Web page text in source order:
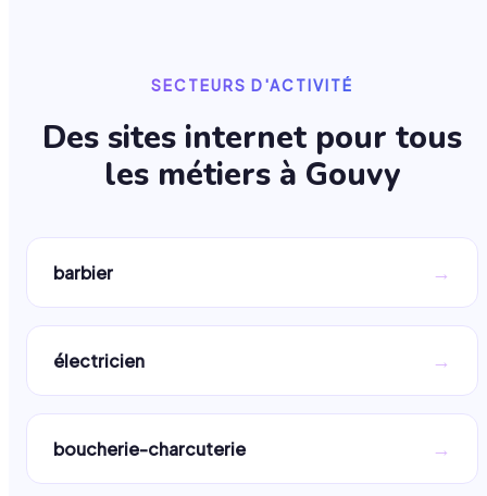
SECTEURS D'ACTIVITÉ
Des sites internet pour tous
les métiers à Gouvy
barbier →
électricien →
boucherie-charcuterie →